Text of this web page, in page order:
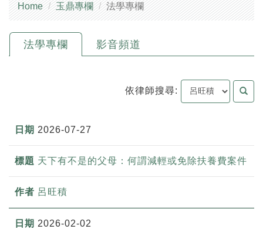
Home 玉鼎專欄 法學專欄
法學專欄 影音頻道
依律師搜尋:
2026-07-27
天下有不是的父母：何謂減輕或免除扶養費案件
呂旺積
2026-02-02